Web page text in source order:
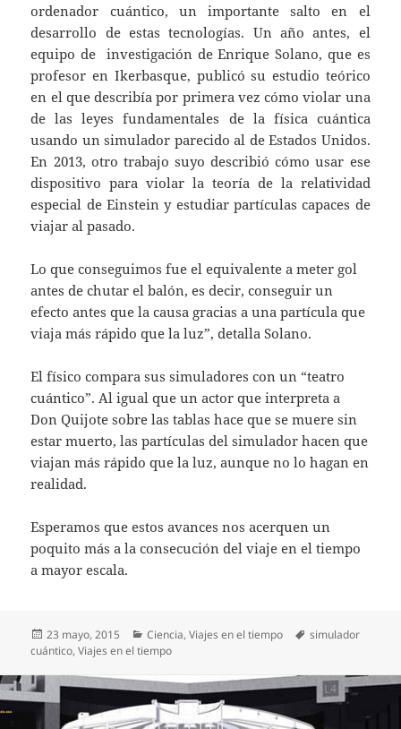
ordenador cuántico, un importante salto en el
desarrollo de estas tecnologías. Un año antes, el
equipo de investigación de Enrique Solano, que es
profesor en Ikerbasque, publicó su estudio teórico
en el que describía por primera vez cómo violar una
de las leyes fundamentales de la física cuántica
usando un simulador parecido al de Estados Unidos.
En 2013, otro trabajo suyo describió cómo usar ese
dispositivo para violar la teoría de la relatividad
especial de Einstein y estudiar partículas capaces de
viajar al pasado.
Lo que conseguimos fue el equivalente a meter gol
antes de chutar el balón, es decir, conseguir un
efecto antes que la causa gracias a una partícula que
viaja más rápido que la luz”, detalla Solano.
El físico compara sus simuladores con un “teatro
cuántico”. Al igual que un actor que interpreta a
Don Quijote sobre las tablas hace que se muere sin
estar muerto, las partículas del simulador hacen que
viajan más rápido que la luz, aunque no lo hagan en
realidad.
Esperamos que estos avances nos acerquen un
poquito más a la consecución del viaje en el tiempo
a mayor escala.
Publicado
el
23 mayo, 2015 Categorías
Ciencia,Viajes en el tiempo Etiquetas
simulador
cuántico,Viajes en el tiempo